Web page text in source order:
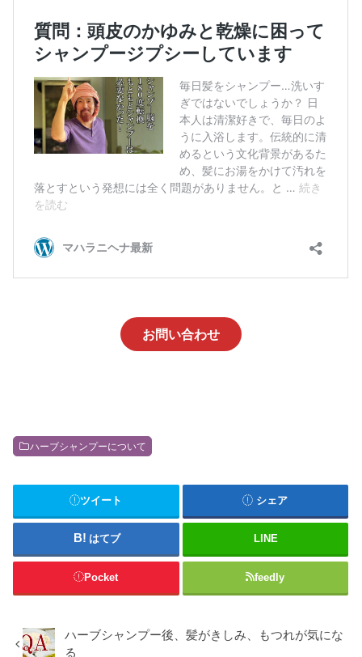
お問い合わせ
ハーブシャンプーについて
ツイート シェア
はてブ LINE
Pocket feedly
ハーブシャンプー後、髪がきしみ、もつれが気にな
る